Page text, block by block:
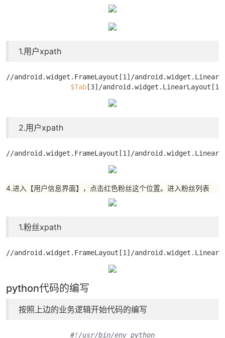
1.用户xpath
//android.widget.FrameLayout[1]/
$Tab [3]/
2.用户xpath
//android.widget.FrameLayout[1]/
4.进入【用户信息界面】，点击红色粉丝这个位置。进入粉丝列表
1.粉丝xpath
//android.widget.FrameLayout[1]/
python代码的编写
按照上边的业务逻辑开始代码的编写
#!/usr/bin/env python